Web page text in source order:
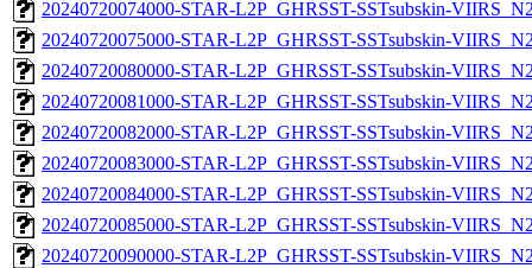
20240720074000-STAR-L2P_GHRSST-SSTsubskin-
20240720075000-STAR-L2P_GHRSST-SSTsubskin-
20240720080000-STAR-L2P_GHRSST-SSTsubskin-
20240720081000-STAR-L2P_GHRSST-SSTsubskin-
20240720082000-STAR-L2P_GHRSST-SSTsubskin-
20240720083000-STAR-L2P_GHRSST-SSTsubskin-
20240720084000-STAR-L2P_GHRSST-SSTsubskin-
20240720085000-STAR-L2P_GHRSST-SSTsubskin-
20240720090000-STAR-L2P_GHRSST-SSTsubskin-